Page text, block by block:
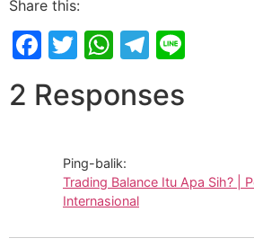
Share this:
Facebook
Twitter
WhatsApp
2 Responses
Ping-balik:
Trading Balance Itu Apa Sih? |
Internasional